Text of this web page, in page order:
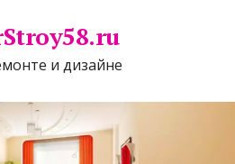
и дизайне